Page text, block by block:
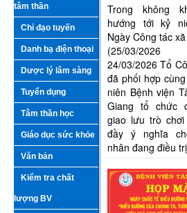
tâm thần
Chỉ đạo tuyến
Danh bạ điện thoại
Dược lý lâm sàng
Tuyển dụng
Tâm thần học
Giáo dục sức khỏe
Văn bản
Kiểm tra chất
lượng BV
​Trong không
hướng tới kỷ
Ngày Công tác
(25/03/
24/03/2026 Tổ
đã phối hợp
niên Bệnh viện
Giang tổ chức
giao lưu trò
đầy ý nghĩa
nhân đang điều